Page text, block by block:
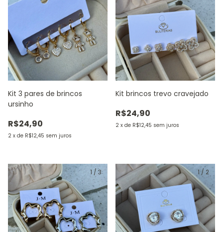
Kit 3 pares de brincos
ursinho
R$24,90
2 x de R$12,45 sem juros
Kit brincos trevo cravejado
R$24,90
2 x de R$12,45 sem juros
1/ 3 1 / 2